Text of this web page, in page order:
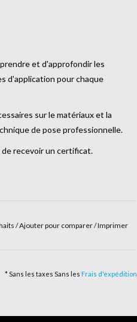
et d'approfondir les
d'application pour chaque
sur le matériaux et la
de pose professionnelle.
recevoir un certificat.
/Ajouter pour comparer/Imprimer
* Sans les taxes Sans les Frais d'expédition